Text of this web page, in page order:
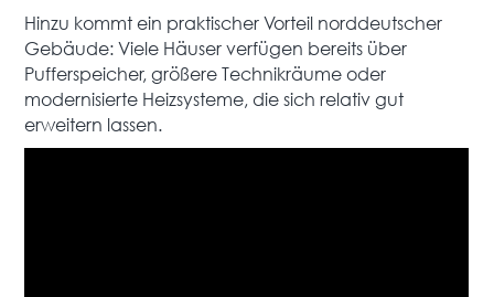
Hinzu kommt ein praktischer Vorteil norddeutscher
Gebäude: Viele Häuser verfügen bereits über
Pufferspeicher, größere Technikräume oder
modernisierte Heizsysteme, die sich relativ gut
erweitern lassen.